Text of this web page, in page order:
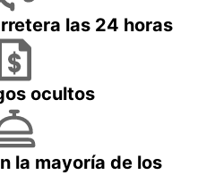
las 24 horas
ocultos
la mayoría de los